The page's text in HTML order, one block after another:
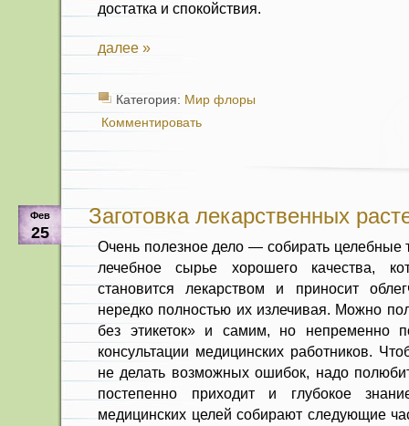
достатка и спокойствия.
далее »
Категория: Мир флоры
Комментировать
Фев
25
Заготовка лекарственных
Очень полезное дело — собирать целебные
лечебное сырье хорошего качества,
становится лекарством и при­носит
нередко полностью их излечивая. Можно
без этикеток» и самим, но непременно
консультации медицинских работников.
не делать возможных ошибок, на­до
постепенно приходит и глубокое
медицинских це­лей собирают следующие